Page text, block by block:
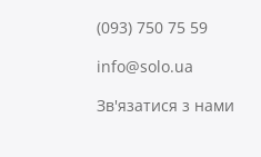
(093) 750 75 59
info@solo.ua
Зв'язатися з нами